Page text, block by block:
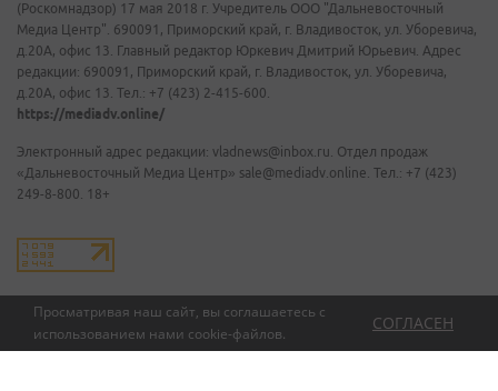
Просматривая наш сайт, вы соглашаетесь с
использованием нами cookie-файлов.
СОГЛАСЕН
(Роскомнадзор) 17 мая 2018 г. Учредитель ООО "Дальневосточный
Медиа Центр". 690091, Приморский край, г. Владивосток, ул. Уборевича,
д.20А, офис 13. Главный редактор Юркевич Дмитрий Юрьевич. Адрес
редакции: 690091, Приморский край, г. Владивосток, ул. Уборевича,
д.20А, офис 13. Тел.: +7 (423) 2-415-600.
https://mediadv.online/
Электронный адрес редакции: vladnews@inbox.ru. Отдел продаж
«Дальневосточный Медиа Центр» sale@mediadv.online. Тел.: +7 (423)
249-8-800. 18+